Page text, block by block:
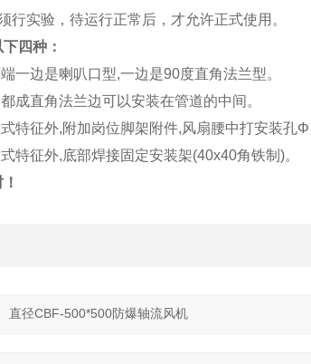
行实验，待运行正常后，才允许正式使用。
四种：
一边是喇叭口型,一边是90度直角法兰型。
成直角法兰边可以安装在管道的中间。
特征外,附加岗位脚架附件,风扇腰中打安装孔Φ
特征外,底部焊接固定安装架(40x40角铁制)。